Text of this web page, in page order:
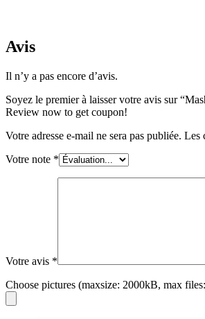
Avis
Il n’y a pas encore d’avis.
Soyez le premier à laisser votre avis sur
Review now to get coupon!
Votre adresse e-mail ne sera pas publiée. Les
Votre note *
Votre avis *
Choose pictures (maxsize: 2000kB, max